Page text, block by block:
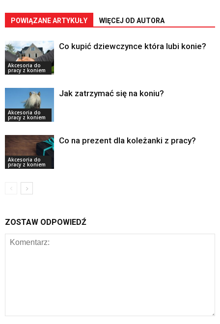
POWIĄZANE ARTYKUŁY WIĘCEJ OD AUTORA
Akcesoria do
pracy z koniem
Co kupić dziewczynce która lubi konie?
Akcesoria do
pracy z koniem
Jak zatrzymać się na koniu?
Akcesoria do
pracy z koniem
Co na prezent dla koleżanki z pracy?
ZOSTAW ODPOWIEDŹ